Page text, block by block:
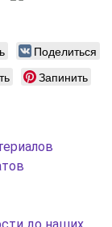
Поделиться
Запинить